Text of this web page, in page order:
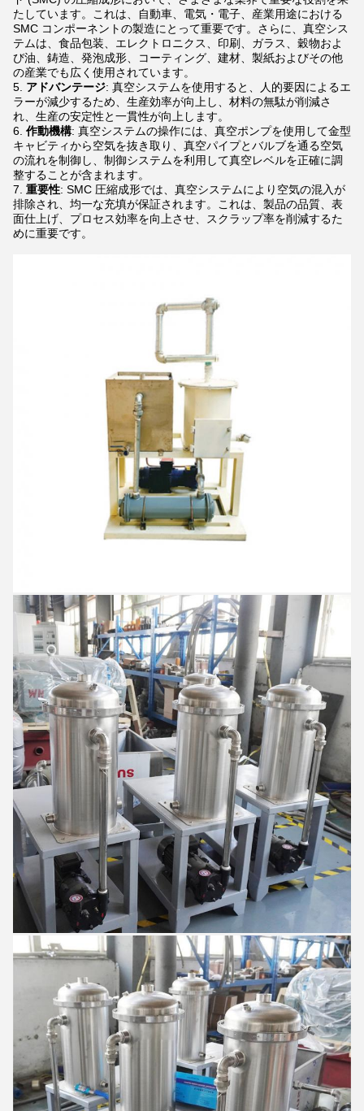
たしています。これは、自動車、電気・電子、産業用途における
SMC コンポーネントの製造にとって重要です。さらに、真空シス
テムは、食品包装、エレクトロニクス、印刷、ガラス、穀物およ
び油、鋳造、発泡成形、コーティング、建材、製紙およびその他
の産業でも広く使用されています。
アドバンテージ: 真空システムを使用すると、人的要因によるエ
ラーが減少するため、生産効率が向上し、材料の無駄が削減さ
れ、生産の安定性と一貫性が向上します。
作動機構: 真空システムの操作には、真空ポンプを使用して金型
キャビティから空気を抜き取り、真空パイプとバルブを通る空気
の流れを制御し、制御システムを利用して真空レベルを正確に調
整することが含まれます。
重要性: SMC 圧縮成形では、真空システムにより空気の混入が
排除され、均一な充填が保証されます。これは、製品の品質、表
面仕上げ、プロセス効率を向上させ、スクラップ率を削減するた
めに重要です。